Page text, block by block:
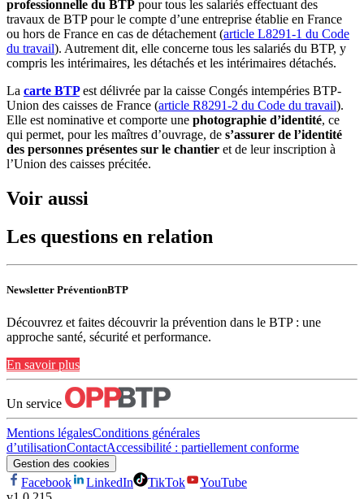
professionnelle du BTP pour tous les salariés effectuant des
travaux de BTP pour le compte d’une entreprise établie en France
ou hors de France en cas de détachement (article L8291-1 du Code
du travail). Autrement dit, elle concerne tous les salariés du BTP, y
compris les intérimaires, les détachés et les intérimaires détachés.
La carte BTP est délivrée par la caisse Congés intempéries BTP-
Union des caisses de France (article R8291-2 du Code du travail).
Elle est nominative et comporte une photographie d’identité, ce
qui permet, pour les maîtres d’ouvrage, de s’assurer de l’identité
des personnes présentes sur le chantier et de leur inscription à
l’Union des caisses précitée.
Voir aussi
Les questions en relation
Newsletter PréventionBTP
Découvrez et faites découvrir la prévention dans le BTP : une
approche santé, sécurité et performance.
En savoir plus
Un service
Mentions légalesConditions générales
d’utilisationContactAccessibilité : partiellement conforme
Gestion des cookies
Facebook LinkedIn TikTok
YouTube